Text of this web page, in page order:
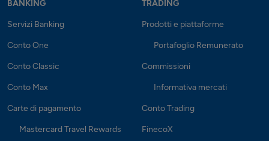
BANKING
Servizi Banking
Conto One
Conto Classic
Conto Max
Carte di pagamento
Mastercard Travel Rewards
TRADING
Prodotti e piattaforme
Portafoglio Remunerato
Commissioni
Informativa mercati
Conto Trading
FinecoX